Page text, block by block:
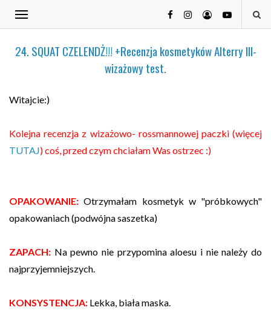
24. SQUAT CZELENDŻ!!! +Recenzja kosmetyków Alterry III-
wizażowy test.
Witajcie:)
Kolejna recenzja z wizażowo- rossmannowej paczki (więcej
TUTAJ) coś, przed czym chciałam Was ostrzec :)
OPAKOWANIE: Otrzymałam kosmetyk w "próbkowych"
opakowaniach (podwójna saszetka)
ZAPACH: Na pewno nie przypomina aloesu i nie należy do
najprzyjemniejszych.
KONSYSTENCJA: Lekka, biała maska.